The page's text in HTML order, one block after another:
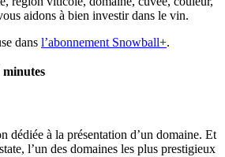
aidons à bien investir dans le vin.
dans l’abonnement Snowball+.
minutes
dédiée à la présentation d’un domaine. Et
l’un des domaines les plus prestigieux